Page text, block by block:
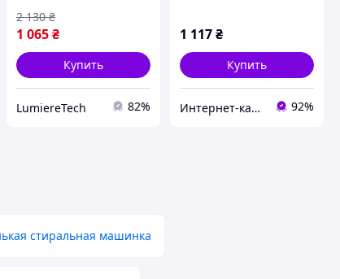
1 065 ₴
2 130 ₴
Купить
LumiereTech 82%
1 117₴
Купить
Интернет-каталог скидок "BAGSPACE.ua" 92%
стиральная машинка